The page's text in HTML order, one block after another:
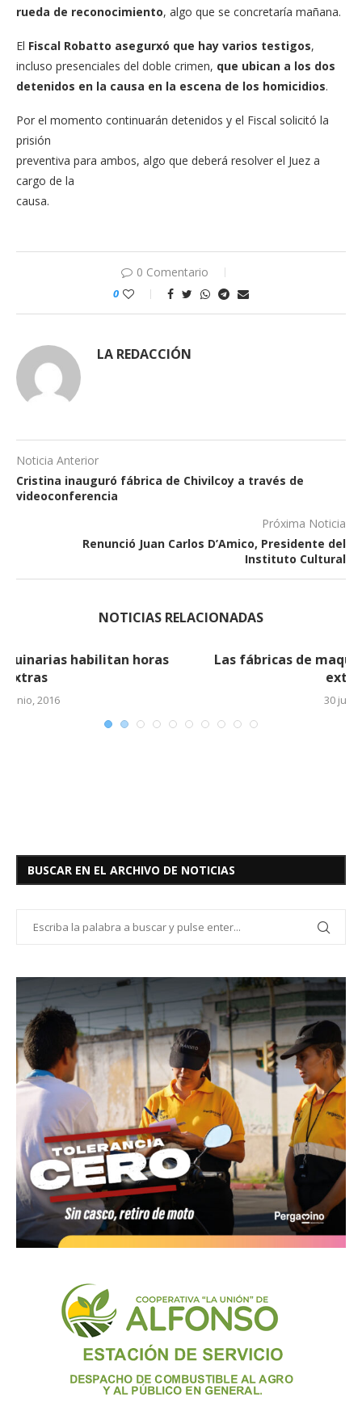
rueda de reconocimiento, algo que se concretaría mañana.
El Fiscal Robatto asegurxó que hay varios testigos,
incluso presenciales del doble crimen, que ubican a los dos
detenidos en la causa en la escena de los homicidios.
Por el momento continuarán detenidos y el Fiscal solicitó la
prisión
preventiva para ambos, algo que deberá resolver el Juez a
cargo de la
causa.
0 Comentario
0
LA REDACCIÓN
Noticia Anterior
Cristina inauguró fábrica de Chivilcoy a través de
videoconferencia
Próxima Noticia
Renunció Juan Carlos D’Amico, Presidente del
Instituto Cultural
NOTICIAS RELACIONADAS
Las fábricas de maquinarias habilitan horas
BUSCAR EN EL ARCHIVO DE NOTICIAS